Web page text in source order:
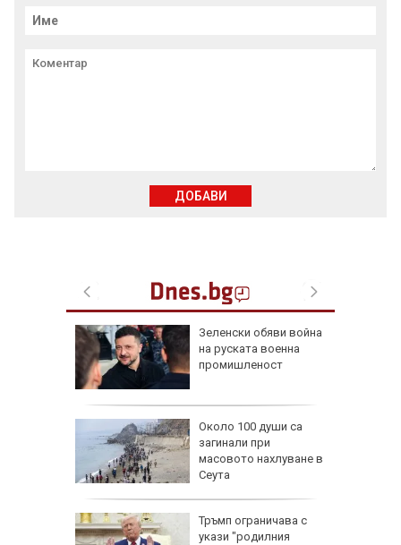
Зеленски обяви война
на руската военна
промишленост
Около 100 души са
загинали при
масовото нахлуване в
Сеута
Тръмп ограничава с
укази "родилния
ДОБАВИ